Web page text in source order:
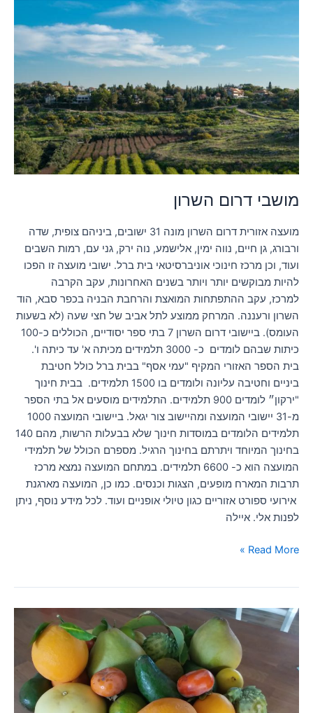
מושבי דרום השרון
מועצה אזורית דרום השרון מונה 31 ישובים, ביניהם צופית, שדה
ורבורג, גן חיים, נווה ימין, אלישמע, נוה ירק, גני עם, רמות השבים
ועוד, וכן מרכז חינוכי אוניברסיטאי בית ברל. ישובי מועצה זו הפכו
להיות מבוקשים יותר ויותר בשנים האחרונות, עקב הקרבה
למרכז, עקב ההתפתחות המואצת והרחבת הבניה בכפר סבא, הוד
השרון ורעננה. המרחק ממוצע לתל אביב של חצי שעה (לא בשעות
העומס). ביישובי דרום השרון 7 בתי ספר יסודיים, הכוללים כ-100
כיתות שבהם לומדים כ- 3000 תלמידים מכיתה א' עד כיתה ו'.
בית הספר האזורי המקיף "עמי אסף" בבית ברל כולל חטיבת
ביניים וחטיבה עליונה ולומדים בו 1500 תלמידים. בבית חינוך
"ירקון״ לומדים 900 תלמידים. התלמידים מוסעים אל בתי הספר
מ-31 יישובי המועצה ומהיישוב צור יגאל. ביישובי המועצה 1000
תלמידים הלומדים במוסדות חינוך שלא בבעלות הרשות, מהם 140
בחינוך המיוחד ויתרתם בחינוך הרגיל. מספרם הכולל של תלמידי
המועצה הוא כ- 6600 תלמידים. במתחם המועצה נמצא מרכז
תרבות המארח מופעים, הצגות וכנסים. כמו כן, המועצה מארגנת
אירועי ספורט אזוריים כגון טיולי אופניים ועוד. לכל מידע נוסף, ניתן
לפנות אלי. איילה
מושבי
השרון
Read More »
הבוסתן…